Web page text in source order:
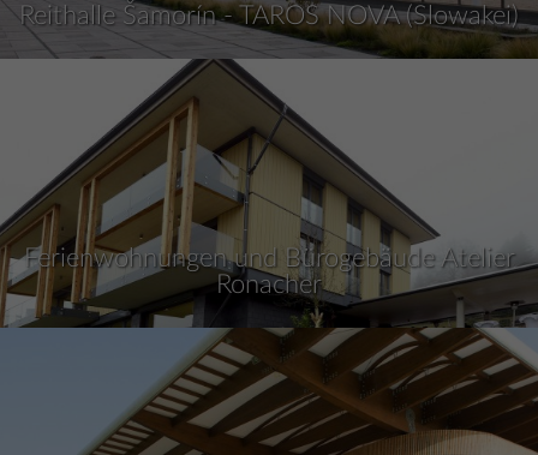
Reithalle Šamorín - TAROS NOVA (Slowakei)
Ferienwohnungen und Bürogebäude Atelier
Ronacher